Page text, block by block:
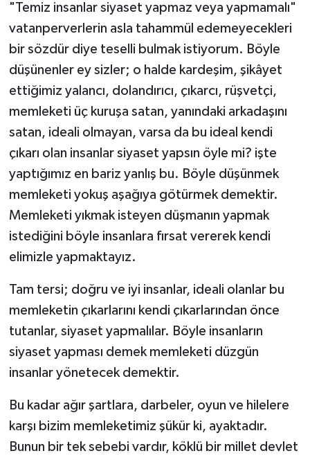
"Temiz insanlar siyaset yapmaz veya yapmamalı"
vatanperverlerin asla tahammül edemeyecekleri
bir sözdür diye teselli bulmak istiyorum. Böyle
düşünenler ey sizler; o halde kardeşim, şikâyet
ettiğimiz yalancı, dolandırıcı, çıkarcı, rüşvetçi,
memleketi üç kuruşa satan, yanındaki arkadaşını
satan, ideali olmayan, varsa da bu ideal kendi
çıkarı olan insanlar siyaset yapsın öyle mi? işte
yaptığımız en bariz yanlış bu. Böyle düşünmek
memleketi yokuş aşağıya götürmek demektir.
Memleketi yıkmak isteyen düşmanın yapmak
istediğini böyle insanlara fırsat vererek kendi
elimizle yapmaktayız.
Tam tersi; doğru ve iyi insanlar, ideali olanlar bu
memleketin çıkarlarını kendi çıkarlarından önce
tutanlar, siyaset yapmalılar. Böyle insanların
siyaset yapması demek memleketi düzgün
insanlar yönetecek demektir.
Bu kadar ağır şartlara, darbeler, oyun ve hilelere
karşı bizim memleketimiz şükür ki, ayaktadır.
Bunun bir tek sebebi vardır, köklü bir millet devlet